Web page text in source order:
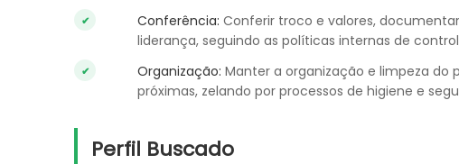
Conferência: Conferir troco e valores,
liderança, seguindo as políticas internas de
Organização: Manter a organização e limpeza
próximas, zelando por processos de higiene e
Perfil Buscado